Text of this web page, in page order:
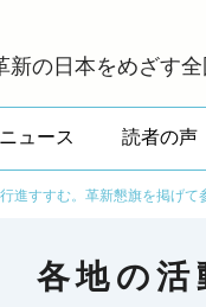
新の日本をめざす
ュース 読者の声
進すすむ。革新懇旗を掲げ
各地の活